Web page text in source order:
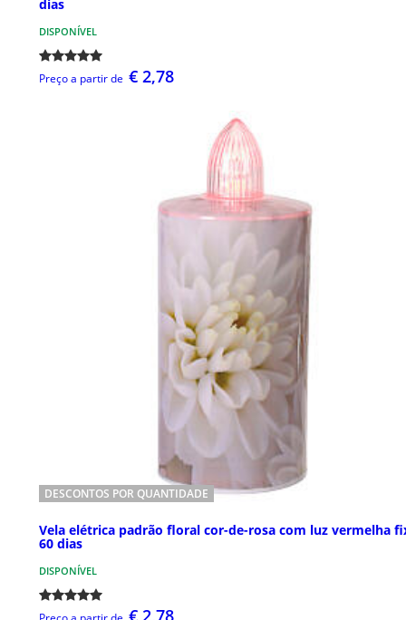
dias
DISPONÍVEL
Preço a partir de € 2,78
DESCONTOS POR QUANTIDADE
Vela elétrica padrão floral cor-de-rosa com luz vermelha
60 dias
DISPONÍVEL